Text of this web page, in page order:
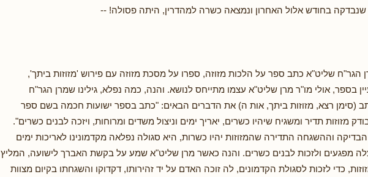
שנבדקה בחודש אלול האחרון ונמצאה כשרה למהדרין, היתה פסולה! --
הגר"ח שליט"א כתב ספר על הלכות מזוזה, ספרו על מסכת מזוזה עם פירוש 'מזוזות ביתך',
בספר, אולי מו"ר מרן שליט"א עצמו מתייחס לנושא. והנה, כמה נפלא, גילינו שמרן הגר"ח
(סימן רצא, מזוזות ביתך, אות ה) את הדברים הבאים: "כתב בספר ישועות חכמה בשם ספר
מזוזות תדיר ומשגיח שיהיו כשרים, יאריך ימים וניצול משדים ומרוחות, ויזכה לבנים כשרים".
וההשגחה התדירה שהמזוזות יהיו כשרות, היא סגולה נפלאה מקדמונינו לאריכות ימים
מפגעים ולזכות לבנים כשרים. והנה כאשר מרן שליט"א שמע על בקשת האברך לישועה, המליץ
כדי לזכות לסגולת הקדמונים, לה זוכה האדם על יד זהירותו, דקדוקו והשגחתו בקיום מצוות